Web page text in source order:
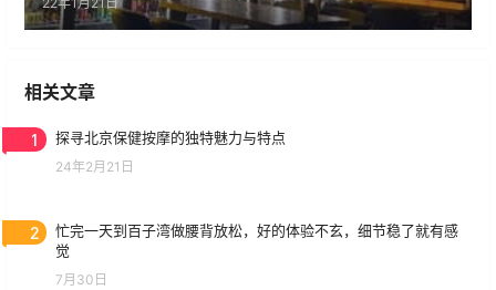
相关文章
1 探寻北京保健按摩的独特魅力与特点
24年2月21日
2
忙完一天到百子湾做腰背放松，好的体验不玄，细节稳了就有感
觉
7月30日